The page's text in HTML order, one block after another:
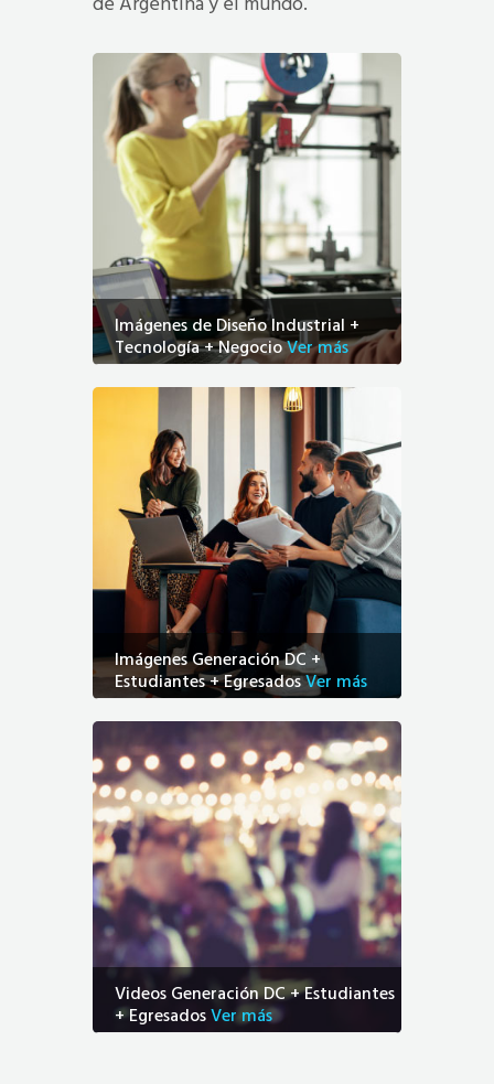
Imágenes de Diseño Industrial +
Tecnología + NegocioVer más
Imágenes Generación DC +
Estudiantes + EgresadosVer más
Videos Generación DC + Estudiantes
+ EgresadosVer más